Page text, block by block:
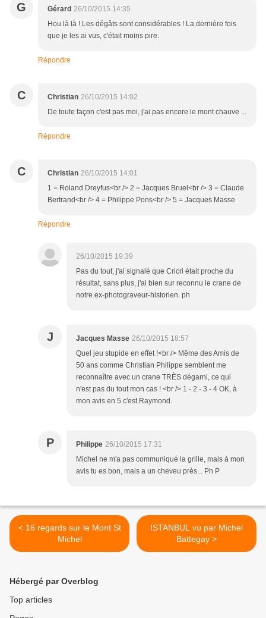
G Gérard 26/10/2015 14:35
Hou là là ! Les dégâts sont considérables ! La dernière fois
que je les ai vus, c'était moins pire.
Répondre
C Christian 26/10/2015 14:02
De toute façon c'est pas moi, j'ai pas encore le mont chauve ...
Répondre
C Christian 26/10/2015 14:01
1 = Roland Dreyfus<br /> 2 = Jacques Bruel<br /> 3 = Claude
Bertrand<br /> 4 = Philippe Pons<br /> 5 = Jacques Masse
Répondre
26/10/2015 19:39
Pas du tout, j'ai signalé que Cricri était proche du
résultat, sans plus, j'ai bien sur reconnu le crane de
notre ex-photograveur-historien. ph
J Jacques Masse 26/10/2015 18:57
Quel jeu stupide en effet !<br /> Même des Amis de
50 ans comme Christian Philippe semblent me
reconnaître avec un crane TRÈS dégarni, ce qui
n'est pas du tout mon cas ! <br /> 1 - 2 - 3 - 4 OK, à
mon avis en 5 c'est Raymond.
P Philippe 26/10/2015 17:31
Michel ne m'a pas communiqué la grille, mais à mon
avis tu es bon, mais a un cheveu près... Ph P
< 16 regards sur le Mont St
Michel
ISTANBUL vu par Michel
Battegay >
Hébergé par Overblog
Top articles